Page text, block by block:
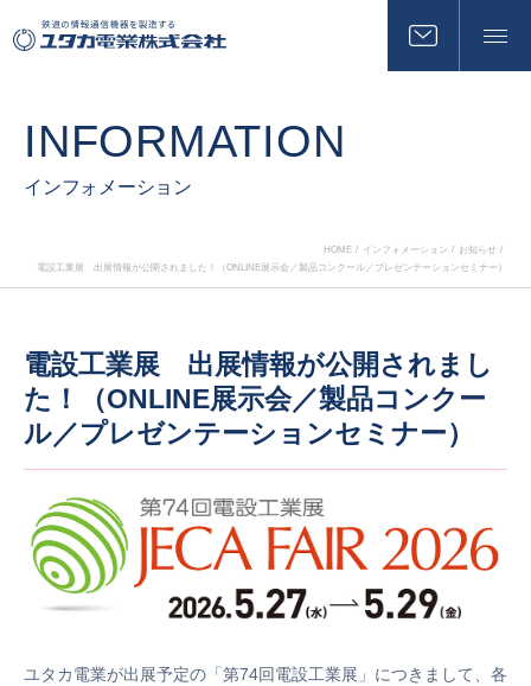
INFORMATION
インフォメーション
HOME インフォメーション
お知らせ
電設工業展 出展情報が公開されました！（ONLINE展示会／製品コンクール／プレゼンテーションセミナー）
電設工業展 出展情報が公開されまし
た！（ONLINE展示会／製品コンクー
ル／プレゼンテーションセミナー）
ユタカ電業が出展予定の「第74回電設工業展」につきまして、各